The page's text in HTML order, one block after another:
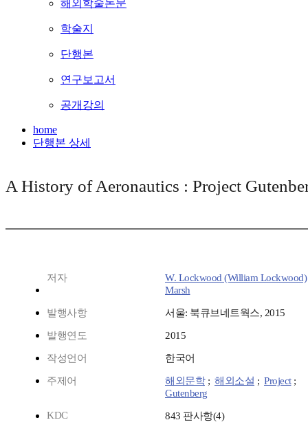
해외학술논문
학술지
단행본
연구보고서
공개강의
home
단행본 상세
A History of Aeronautics : Project
저자
W. Lockwood (William Lockwood)
Marsh
발행사항 서울: 북큐브네트웍스, 2015
발행연도 2015
작성언어 한국어
주제어 해외문학; 해외소설 ; Project;
Gutenberg
KDC
843 판사항(4)